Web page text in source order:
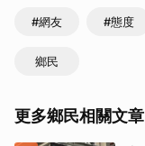
#網友 #態度
鄉民
更多鄉民相關文章